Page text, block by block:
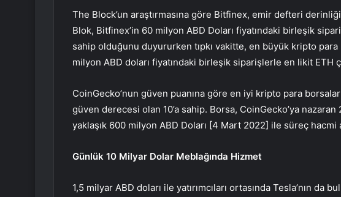
The Block’un araştırmasına göre Bitfinex, emir defteri
Blok, Bitfinex’in 60 milyon ABD Doları fiyatındaki birleşik
sahip olduğunu duyururken tıpkı vakitte, en büyük kripto
milyon ABD doları fiyatındaki birleşik siparişlerle en likit ETH
CoinGecko’nun güven puanına göre en iyi kripto para
güven derecesi olan 10’a sahip. Borsa, CoinGecko’ya
yaklaşık 600 milyon ABD Doları [4 Mart 2022] ile süreç hacmi
Günlük 10 Milyar Dolar Meblağında Hizmet
1,5 milyar ABD doları ile yatırımcıları ortasında Tesla’nın